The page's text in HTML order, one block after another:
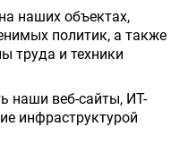
наших объектах,
политик, а также
труда и техники
наши веб-сайты, ИТ-
инфраструктурой